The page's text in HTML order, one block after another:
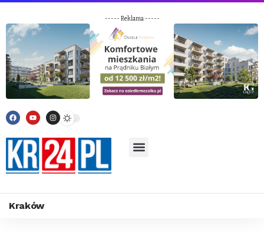
----- Reklama -----
Kraków